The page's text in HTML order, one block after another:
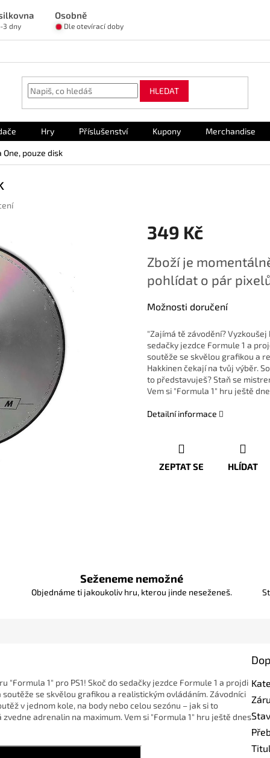
Osobně
3 dny Dle otevírací doby
HLEDAT
Hry Příslušenství Kupony Merchandise
One, pouze disk
349 Kč
cena:
Zboží je
pohlídat o pár
Možnosti doručení
"Zajímá tě závodění? Vyzkoušej
sedačky jezdce Formule 1 a
soutěže se skvělou grafikou a
Hakkinen čekají na tvůj výběr.
to představuješ? Staň se
Vem si "Formula 1" hru ještě
Detailní informace
ZEPTAT SE HLÍDAT
Seženeme nemožné
Objednáme ti jakoukoliv hru, kterou jinde neseženeš.
"Formula 1" pro PS1! Skoč do sedačky jezdce Formule 1 a projdi
se skvělou grafikou a realistickým ovládáním. Závodníci
v jednom kole, na body nebo celou sezónu – jak si to
adrenalin na maximum. Vem si "Formula 1" hru ještě dnesStav